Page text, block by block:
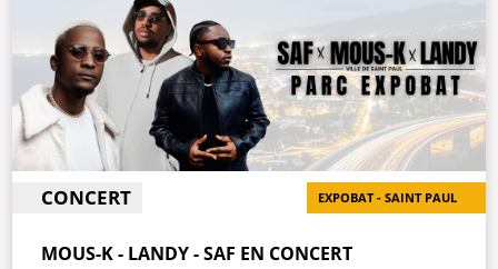
Samedi 15 août 2026
Chaises pliantes acceptées
🔖BILLETTERIE
- CARRE OR : 69€
- CLASSIC : 39€
EXPOBAT - SAINT PAUL
CONCERT
MOUS-K - LANDY - SAF EN CONCERT